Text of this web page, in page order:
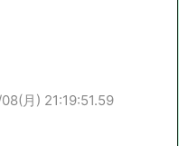
月) 21:19:51.59